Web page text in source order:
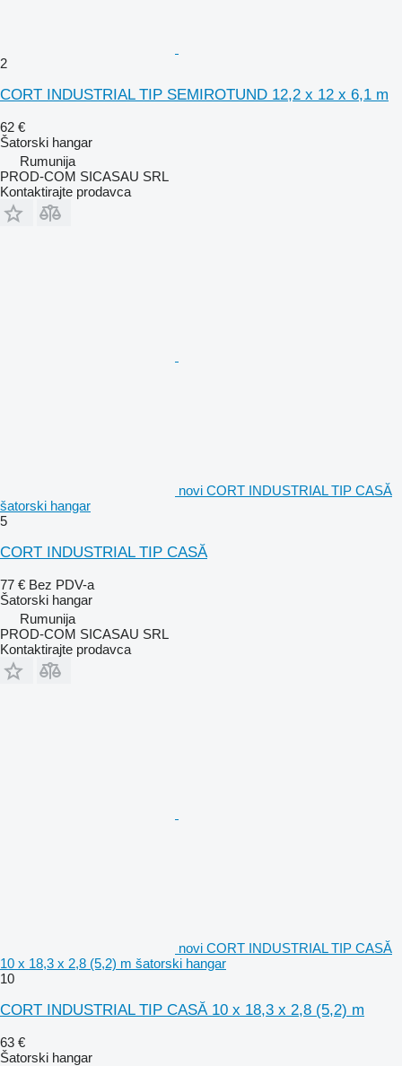
2
CORT INDUSTRIAL TIP SEMIROTUND 12,2 x 12 x 6,1 m
62 €
Šatorski hangar
Rumunija
PROD-COM SICASAU SRL
Kontaktirajte prodavca
novi CORT INDUSTRIAL TIP CASĂ
šatorski hangar
5
CORT INDUSTRIAL TIP CASĂ
77 € Bez PDV-a
Šatorski hangar
Rumunija
PROD-COM SICASAU SRL
Kontaktirajte prodavca
novi CORT INDUSTRIAL TIP CASĂ
10 x 18,3 x 2,8 (5,2) m šatorski hangar
10
CORT INDUSTRIAL TIP CASĂ 10 x 18,3 x 2,8 (5,2) m
63 €
Šatorski hangar